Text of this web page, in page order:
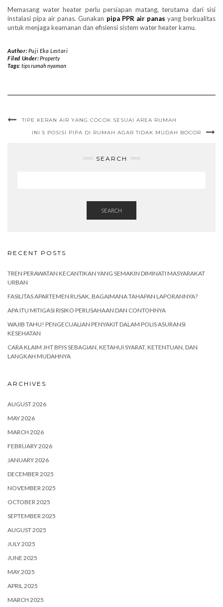
Memasang water heater perlu persiapan matang, terutama dari sisi
instalasi pipa air panas. Gunakan pipa PPR air panas yang berkualitas
untuk menjaga keamanan dan efisiensi sistem water heater kamu.
Author:Puji Eka Lestari
Filed Under:Property
Tags: tips rumah nyaman
TIPE KERAN AIR YANG COCOK SESUAI AREA RUMAH
INI 5 POSISI PIPA DI RUMAH AGAR TIDAK MUDAH BOCOR
SEARCH
SEARCH
RECENT POSTS
TREN PERAWATAN KECANTIKAN YANG SEMAKIN DIMINATI MASYARAKAT
URBAN
FASILITAS APARTEMEN RUSAK, BAGAIMANA TAHAPAN LAPORANNYA?
APA ITU MITIGASI RISIKO PERUSAHAAN DAN CONTOHNYA
WAJIB TAHU! PENGECUALIAN PENYAKIT DALAM POLIS ASURANSI
KESEHATAN
CARA KLAIM JHT BPJS SEBAGIAN, KETAHUI SYARAT, KETENTUAN, DAN
LANGKAH MUDAHNYA
ARCHIVES
AUGUST 2026
MAY 2026
MARCH 2026
FEBRUARY 2026
JANUARY 2026
DECEMBER 2025
NOVEMBER 2025
OCTOBER 2025
SEPTEMBER 2025
AUGUST 2025
JULY 2025
JUNE 2025
MAY 2025
APRIL 2025
MARCH 2025